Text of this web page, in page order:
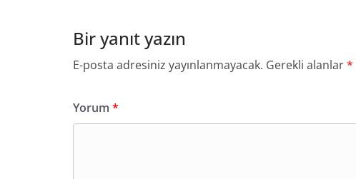
Bir yanıt yazın
E-posta adresiniz yayınlanmayacak. Gerekli alanlar*
Yorum *